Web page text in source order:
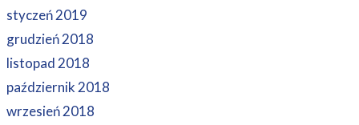
styczeń 2019
grudzień 2018
listopad 2018
październik 2018
wrzesień 2018